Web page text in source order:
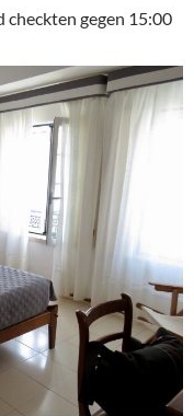
gegen 15:00